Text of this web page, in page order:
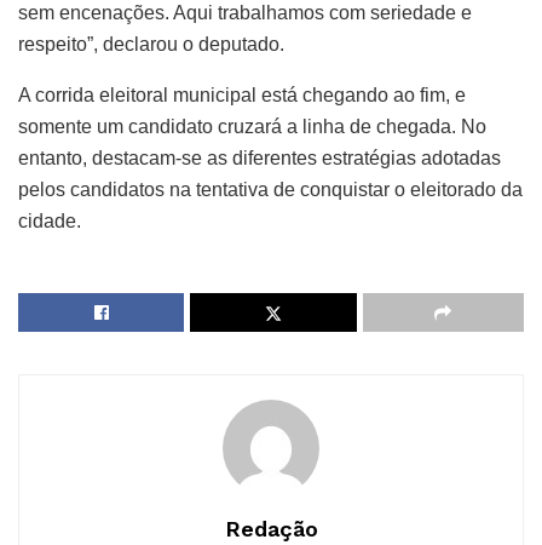
sem encenações. Aqui trabalhamos com seriedade e
respeito”, declarou o deputado.
A corrida eleitoral municipal está chegando ao fim, e
somente um candidato cruzará a linha de chegada. No
entanto, destacam-se as diferentes estratégias adotadas
pelos candidatos na tentativa de conquistar o eleitorado da
cidade.
Redação